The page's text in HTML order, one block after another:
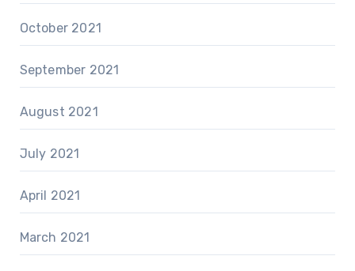
October 2021
September 2021
August 2021
July 2021
April 2021
March 2021